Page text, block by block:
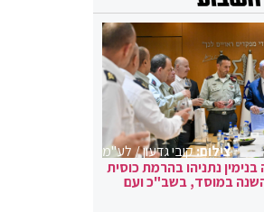
צילום:קובי גדעון / לע"מ
נתניהו בהרמת כוסית
במוסד, בשב"כ ועם